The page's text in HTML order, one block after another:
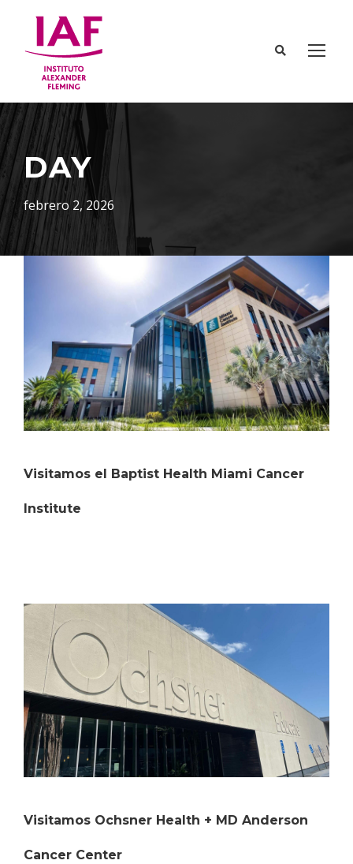
DAY
febrero 2, 2026
Visitamos el Baptist Health Miami Cancer
Institute
Visitamos Ochsner Health + MD Anderson
Cancer Center